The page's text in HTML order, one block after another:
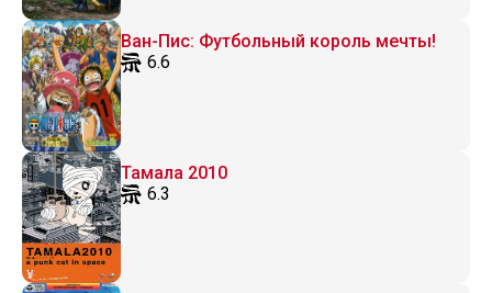
Ван-Пис: Футбольный король мечты!
6.6
Тамала 2010
6.3